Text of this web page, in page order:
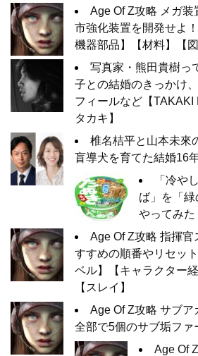
Age Of Z攻略 メガ
市強化装置を開発せよ
機器部品】【材料】【図
写真家・熊田貴樹っ
子との結婚のきっかけ
フィールなど【
タカキ】
椎名桔平と山本未來
盲導犬を育てた結婚16
「冷や
ば」を「
やってみた
Age Of Z攻略 指揮
すすめの順番やリセッ
ベル】【キャラクター
【スレイ】
Age Of Z攻略 サブア
全部で5個のサブ垢ファ
Age Of